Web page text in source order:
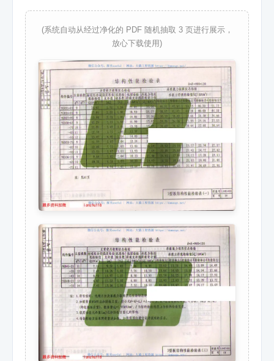
(系统自动从经过净化的 PDF 随机抽取 3 页进行展示，
放心下载使用)